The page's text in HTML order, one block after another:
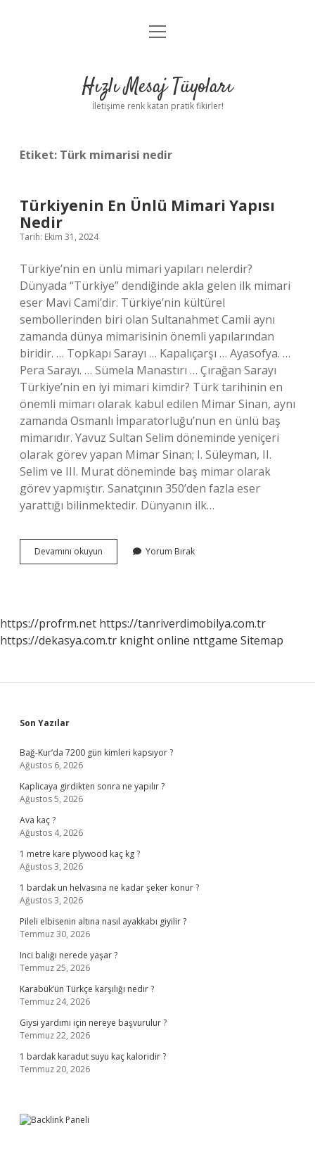
Anasayfa
Yasal Uyarı
menüyü
Hızlı Mesaj Tüyoları
İletişime renk katan pratik fikirler!
Etiket: Türk mimarisi nedir
Türkiyenin En Ünlü Mimari Yapısı
Nedir
Tarih: Ekim 31, 2024
Türkiye’nin en ünlü mimari yapıları nelerdir?
Dünyada “Türkiye” dendiğinde akla gelen ilk mimari
eser Mavi Cami’dir. Türkiye’nin kültürel
sembollerinden biri olan Sultanahmet Camii aynı
zamanda dünya mimarisinin önemli yapılarından
biridir. … Topkapı Sarayı … Kapalıçarşı … Ayasofya. …
Pera Sarayı. … Sümela Manastırı … Çırağan Sarayı
Türkiye’nin en iyi mimari kimdir? Türk tarihinin en
önemli mimarı olarak kabul edilen Mimar Sinan, aynı
zamanda Osmanlı İmparatorluğu’nun en ünlü baş
mimarıdır. Yavuz Sultan Selim döneminde yeniçeri
olarak görev yapan Mimar Sinan; I. Süleyman, II.
Selim ve III. Murat döneminde baş mimar olarak
görev yapmıştır. Sanatçının 350’den fazla eser
yarattığı bilinmektedir. Dünyanın ilk…
Devamını okuyun Türkiyenin
En
Yorum Bırak
https://profrm.net https://tanriverdimobilya.com.tr
https://dekasya.com.tr knight online nttgame Sitemap
Sidebar
Son Yazılar
Bağ-Kur’da 7200 gün kimleri kapsıyor ?
Ağustos 6, 2026
Kaplicaya girdikten sonra ne yapılır ?
Ağustos 5, 2026
Ava kaç ?
Ağustos 4, 2026
1 metre kare plywood kaç kg ?
Ağustos 3, 2026
1 bardak un helvasına ne kadar şeker konur ?
Ağustos 3, 2026
Pileli elbisenin altına nasıl ayakkabı giyilir ?
Temmuz 30, 2026
Inci balığı nerede yaşar ?
Temmuz 25, 2026
Karabük’ün Türkçe karşılığı nedir ?
Temmuz 24, 2026
Giysi yardımı için nereye başvurulur ?
Temmuz 22, 2026
1 bardak karadut suyu kaç kaloridir ?
Temmuz 20, 2026